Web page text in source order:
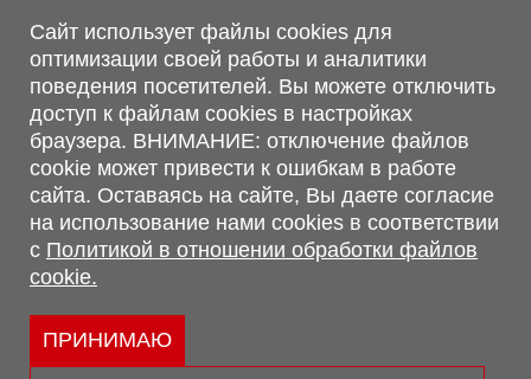
Магазин, склад
г. Минск, Минский р-н, п. Привольный, ул. Мира, 20А,
223062
г. Брест, ул. Лейтенанта Рябцева, 108 В, 224701
Обращаем Ваше внимание, что вся предоставленная на сайте
информация, касающаяся комплектаций, технических
характеристик, цветовых сочетаний, а также стоимости и
сервисного обслуживания носит информационный характер и
не является публичной офертой, определяемой п.2 ст.407
Гражданского кодекса Республики Беларусь.
Политика обработки персональных данных
Политикой в отношении обработки файлов cookie.
Сайт использует файлы cookies для
оптимизации своей работы и аналитики
поведения посетителей. Вы можете отключить
доступ к файлам cookies в настройках
браузера. ВНИМАНИЕ: отключение файлов
cookie может привести к ошибкам в работе
сайта. Оставаясь на сайте, Вы даете согласие
на использование нами cookies в соответствии
с Политикой в отношении обработки файлов
cookie.
ПРИНИМАЮ